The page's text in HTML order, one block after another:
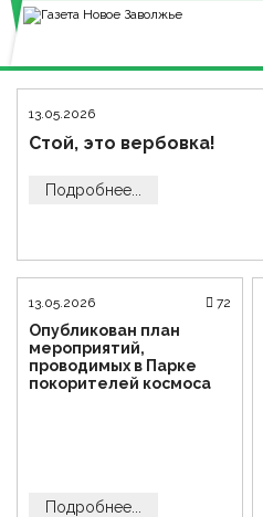
13.05.2026
Стой, это вербовка!
Подробнее...
13.05.2026 72
Опубликован план
мероприятий,
проводимых в Парке
покорителей космоса
Подробнее...